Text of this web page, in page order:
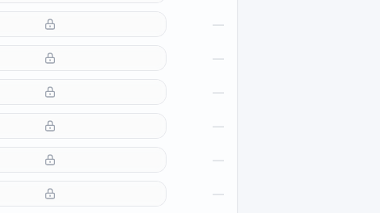
—
—
—
—
—
—